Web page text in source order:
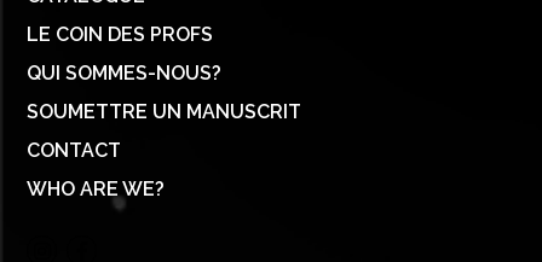
LE COIN DES PROFS
QUI SOMMES-NOUS?
SOUMETTRE UN MANUSCRIT
CONTACT
WHO ARE WE?